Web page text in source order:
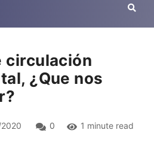
circulación
¿Que nos
0 1 minute read